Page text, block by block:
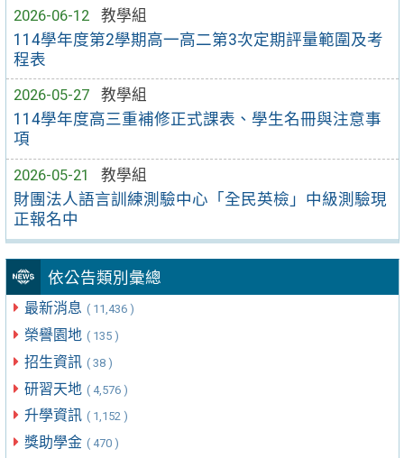
2026-06-12
教學組
114學年度第2學期高一高二第3次定期評量範圍及考
程表
2026-05-27
教學組
114學年度高三重補修正式課表、學生名冊與注意事
項
2026-05-21
教學組
財團法人語言訓練測驗中心「全民英檢」中級測驗現
正報名中
依公告類別彙總
最新消息 ( 11,436 )
榮譽園地 ( 135 )
招生資訊 ( 38 )
研習天地 ( 4,576 )
升學資訊 ( 1,152 )
獎助學金 ( 470 )